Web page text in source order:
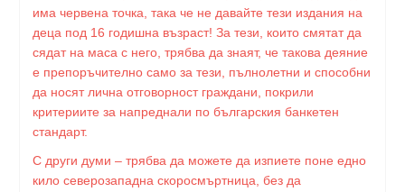
има червена точка, така че не давайте тези издания на
деца под 16 годишна възраст! За тези, които смятат да
сядат на маса с него, трябва да знаят, че такова деяние
е препоръчително само за тези, пълнолетни и способни
да носят лична отговорност граждани, покрили
критериите за напреднали по българския банкетен
стандарт.
С други думи – трябва да можете да изпиете поне едно
кило северозападна скоросмъртница, без да